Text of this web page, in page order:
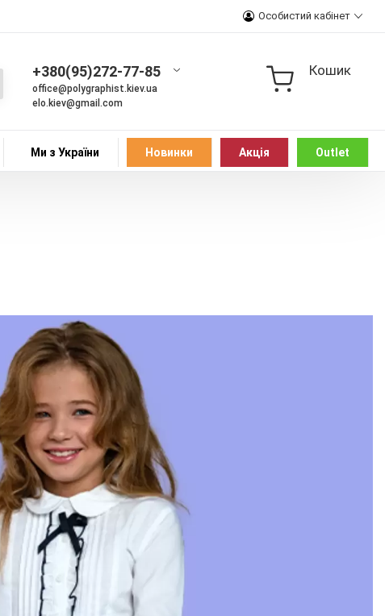
Особистий кабінет
+380(95)272-77-85
office@polygraphist.kiev.ua
elo.kiev@gmail.com
Кошик
Ми з України Новинки Акція Outlet